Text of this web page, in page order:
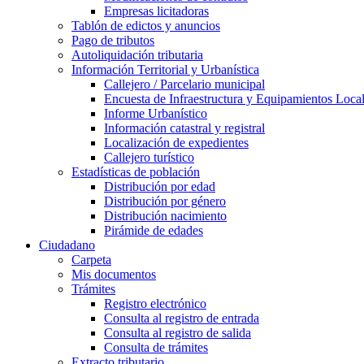
Empresas licitadoras
Tablón de edictos y anuncios
Pago de tributos
Autoliquidación tributaria
Información Territorial y Urbanística
Callejero / Parcelario municipal
Encuesta de Infraestructura y Equipamientos
Informe Urbanístico
Información catastral y registral
Localización de expedientes
Callejero turístico
Estadísticas de población
Distribución por edad
Distribución por género
Distribución nacimiento
Pirámide de edades
Ciudadano
Carpeta
Mis documentos
Trámites
Registro electrónico
Consulta al registro de entrada
Consulta al registro de salida
Consulta de trámites